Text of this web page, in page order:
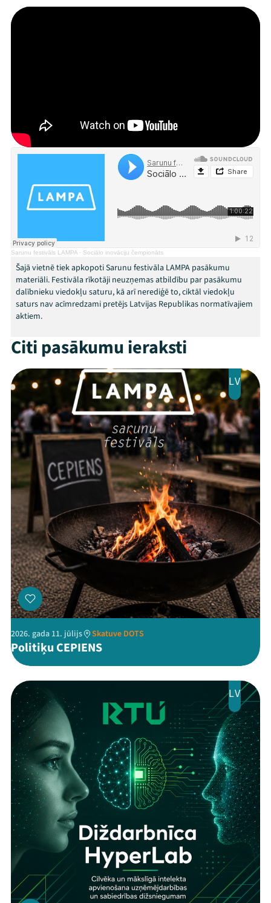
Arhīvs
Viņi bija LAMPĀ 2026
Ziedo
Veikals
Kontakti
ThreadsFacebookYoutube
X Instagram
Flick TikTok
Sarunu festivāls LAMPA · Sociālo inovāciju čempionāts
Šajā vietnē tiek apkopoti Sarunu festivāla LAMPA pasākumu
materiāli. Festivāla rīkotāji neuzņemas atbildību par pasākumu
dalībnieku viedokļu saturu, kā arī nerediģē to, ciktāl viedokļu
saturs nav acīmredzami pretējs Latvijas Republikas normatīvajiem
aktiem.
Citi pasākumu ieraksti
LV
2026. gada 11. jūlijs Skatuve DOTS
Politiķu CEPIENS
LV